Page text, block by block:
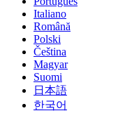
Italiano
Română
Polski
Čeština
Magyar
Suomi
日本語
한국어